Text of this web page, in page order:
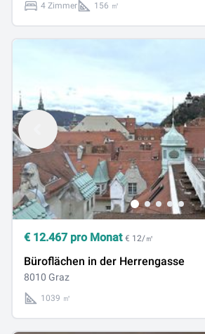
4 Zimmer 156 ㎡
€ 12.467 pro Monat € 12/㎡
Büroflächen in der Herrengasse
8010 Graz
1039 ㎡